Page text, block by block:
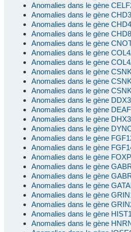
Anomalies dans le gène
Anomalies dans le gène CHD3
Anomalies dans le gène CHD4
Anomalies dans le gène CHD8
Anomalies dans le gène
Anomalies dans le gène
Anomalies dans le gène
Anomalies dans le gène
Anomalies dans le gène
Anomalies dans le gène
Anomalies dans le gène
Anomalies dans le gène
Anomalies dans le gène
Anomalies dans le gène
Anomalies dans le gène
Anomalies dans le gène
Anomalies dans le gène
Anomalies dans le gène
Anomalies dans le gène
Anomalies dans le gène
Anomalies dans le gène
Anomalies dans le gène
Anomalies dans le gène
Anomalies dans le gène